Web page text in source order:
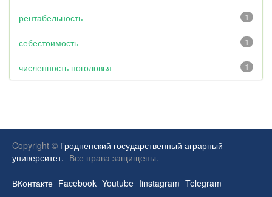
1
рентабельность
1
себестоимость
1
численность поголовья
Copyright © Гродненский государственный аграрный
университет. Все права защищены.
ВКонтакте Facebook Youtube Iinstagram Telegram